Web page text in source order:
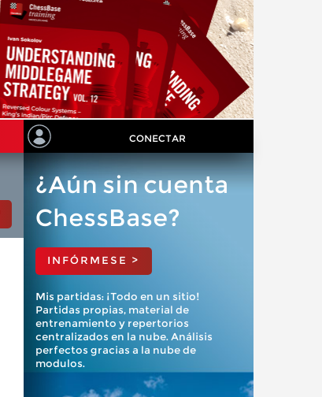
CONECTAR
¿Aún sin cuenta
ChessBase?
INFÓRMESE >
Mis partidas: ¡Todo en un sitio!
Partidas propias, material de
entrenamiento y repertorios
centralizados en la nube. Análisis
perfectos gracias a la nube de
modulos.